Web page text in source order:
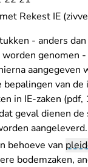
Rekest IE
- anders
genomen
aangegeven
bepalingen van de
in IE-zaken (pdf,
geval dienen
aangeleverd.
behoeve van
bodemzaken,